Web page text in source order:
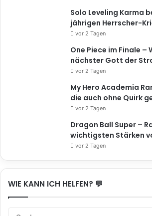
Solo Leveling Karma
jährigen Herrscher-
vor 2 Tagen
One Piece im Finale –
nächster Gott der
vor 2 Tagen
My Hero Academia
die auch ohne Quirk
vor 2 Tagen
Dragon Ball Super –
wichtigsten Stärken
vor 2 Tagen
WIE KANN ICH HELFEN? 💬